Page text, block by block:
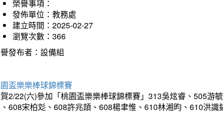
榮譽事項：
發佈單位：教務處
建立時間：2025-02-27
瀏覽次數：366
發布者：設備組
盃樂樂棒球錦標賽
2/22(六)參加「桃園盃樂樂棒球錦標賽」313吳炫睿、505游
608宋柏彣、608許兆頡、608楊聿惟、610林湘昀、610洪